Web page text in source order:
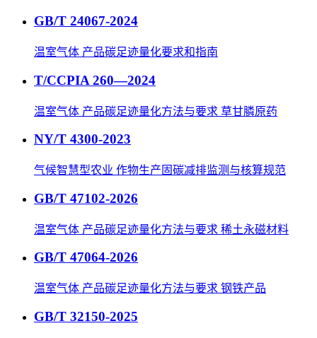
GB/T 24067-2024
温室气体 产品碳足迹量化要求和指南
T/CCPIA 260—2024
温室气体 产品碳足迹量化方法与要求 草甘膦原药
NY/T 4300-2023
气候智慧型农业 作物生产固碳减排监测与核算规范
GB/T 47102-2026
温室气体 产品碳足迹量化方法与要求 稀土永磁材料
GB/T 47064-2026
温室气体 产品碳足迹量化方法与要求 钢铁产品
GB/T 32150-2025